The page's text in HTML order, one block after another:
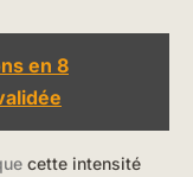
en 8
cette intensité